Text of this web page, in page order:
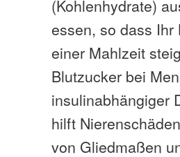
(Kohlenhydrate)
essen, so dass
einer Mahlzeit
Blutzucker bei
insulinabhängiger
hilft
von Gliedmaßen